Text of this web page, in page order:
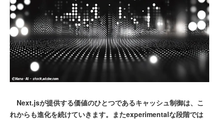
Next.jsが提供する価値のひとつであるキャッシュ制御は、こ
れからも進化を続けていきます。またexperimentalな段階では